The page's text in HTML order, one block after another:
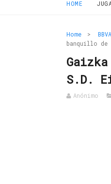
HOME
Home > BBVA
banquillo
S.D.
Anónimo